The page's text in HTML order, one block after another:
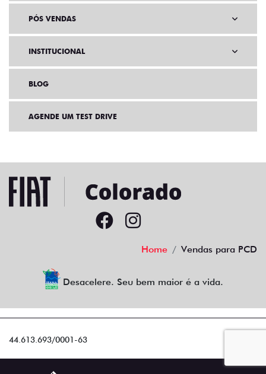
PÓS VENDAS
INSTITUCIONAL
BLOG
AGENDE UM TEST DRIVE
Home Vendas para PCD
Desacelere. Seu bem maior é a vida.
44.613.693/0001-63